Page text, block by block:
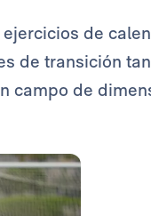
de
de transición
campo de